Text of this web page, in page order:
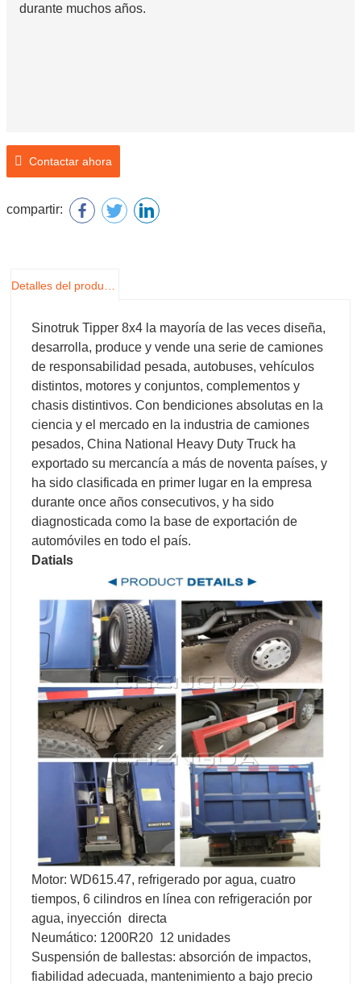
durante muchos años.
Contactar ahora
compartir:
Sinotruk Tipper 8x4 la mayoría de las veces diseña,
desarrolla, produce y vende una serie de camiones
de responsabilidad pesada, autobuses, vehículos
distintos, motores y conjuntos, complementos y
chasis distintivos. Con bendiciones absolutas en la
ciencia y el mercado en la industria de camiones
pesados, China National Heavy Duty Truck ha
exportado su mercancía a más de noventa países, y
ha sido clasificada en primer lugar en la empresa
durante once años consecutivos, y ha sido
diagnosticada como la base de exportación de
automóviles en todo el país.
Datials
Motor: WD615.47, refrigerado por agua, cuatro
tiempos, 6 cilindros en línea con refrigeración por
agua, inyección directa
Neumático: 1200R20 12 unidades
Suspensión de ballestas: absorción de impactos,
fiabilidad adecuada, mantenimiento a bajo precio